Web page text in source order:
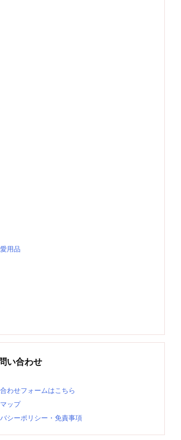
用品
い合わせ
わせフォームはこちら
ップ
シーポリシー・免責事項